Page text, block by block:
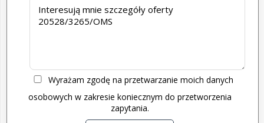
Wyrażam zgodę na przetwarzanie moich danych
osobowych w zakresie koniecznym do przetworzenia
zapytania.